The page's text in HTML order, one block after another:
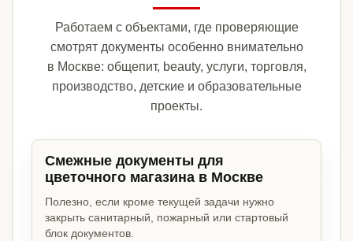
Работаем с объектами, где проверяющие
смотрят документы особенно внимательно
в Москве: общепит, beauty, услуги, торговля,
производство, детские и образовательные
проекты.
Смежные документы для
цветочного магазина в Москве
Полезно, если кроме текущей задачи нужно
закрыть санитарный, пожарный или стартовый
блок документов.